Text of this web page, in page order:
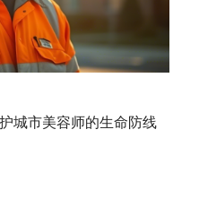
城市美容师的生命防线